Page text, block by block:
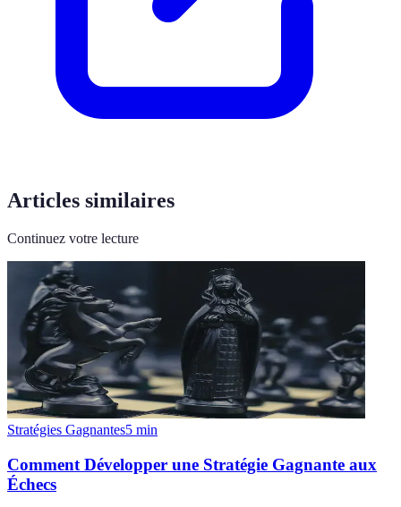
Articles similaires
Continuez votre lecture
Stratégies Gagnantes5 min
Comment Développer une Stratégie Gagnante aux
Échecs